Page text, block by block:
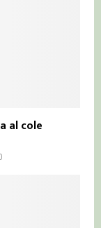
al cole